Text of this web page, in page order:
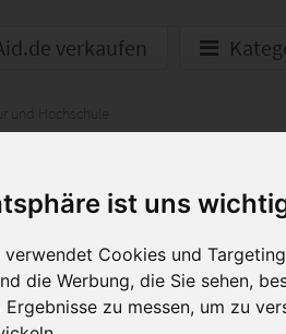
ist uns
verwendet Cookies und
die Werbung, die Sie sehen,
zu messen, um zu
verkaufen
und Hochschule
1. Sie sind Assistent der
Wohnungsunternehmens in
Großstadt und finden eine
Beantworten Sie dazu
Fragen: